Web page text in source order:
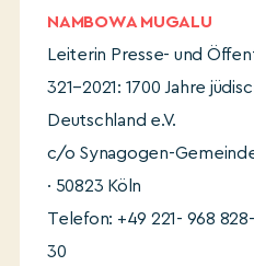
NAMBOWA MUGALU
Leiterin Presse- und
321–2021: 1700 Jahre
Deutschland e.V.
c/o Synagogen-
· 50823 Köln
Telefon: +49 221- 968
30